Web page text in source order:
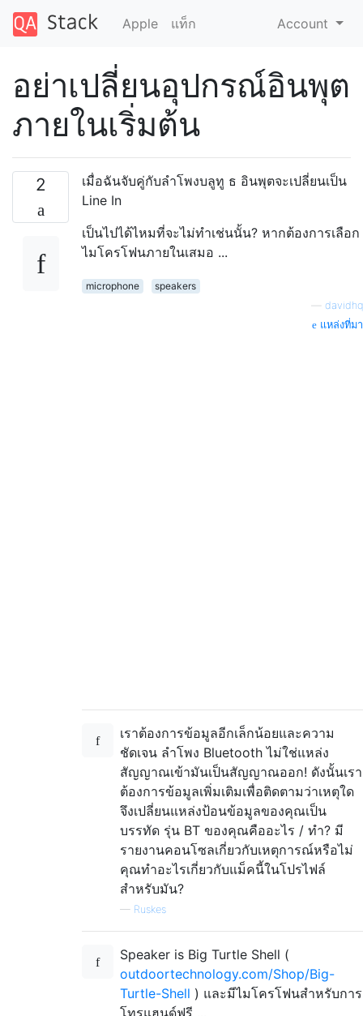
Apple แท็ก Account
อย่าเปลี่ยนอุปกรณ์อินพุต
ภายในเริ่มต้น
2
เมื่อฉันจับคู่กับลำโพงบลูทู ธ อินพุตจะเปลี่ยนเป็น
Line In
เป็นไปได้ไหมที่จะไม่ทำเช่นนั้น? หากต้องการเลือก
ไมโครโฟนภายในเสมอ ...
microphone
speakers
davidhq
แหล่งที่มา
เราต้องการข้อมูลอีกเล็กน้อยและความ
ชัดเจน ลำโพง Bluetooth ไม่ใช่แหล่ง
สัญญาณเข้ามันเป็นสัญญาณออก! ดังนั้นเรา
ต้องการข้อมูลเพิ่มเติมเพื่อติดตามว่าเหตุใด
จึงเปลี่ยนแหล่งป้อนข้อมูลของคุณเป็น
บรรทัด รุ่น BT ของคุณคืออะไร / ทำ? มี
รายงานคอนโซลเกี่ยวกับเหตุการณ์หรือไม่
คุณทำอะไรเกี่ยวกับแม็คนี้ในโปรไฟล์
สำหรับมัน?
— Ruskes
Speaker is Big Turtle Shell (
outdoortechnology.com/Shop/Big-
Turtle-Shell ) และมีไมโครโฟนสำหรับการ
โทรแฮนด์ฟรี ...